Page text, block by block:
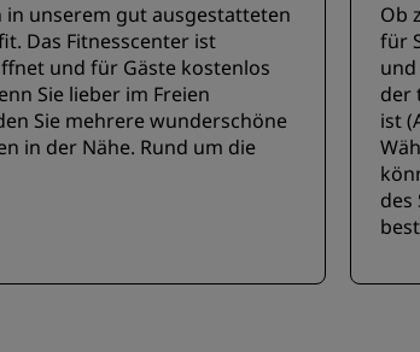
in unserem gut ausgestatteten
Das Fitnesscenter ist
und für Gäste kostenlos
Sie lieber im Freien
Sie mehrere wunderschöne
in der Nähe. Rund um die
Ob
für
der
ist
des